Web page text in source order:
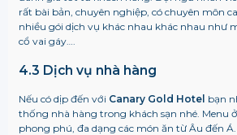
rất bài bản, chuyên nghiệp, có chuyên môn
nhiều gói dịch vụ khác nhau khác nhau như
cổ vai gáy….
4.3 Dịch vụ nhà hàng
Nếu có dịp đến với Canary Gold Hotel bạn
thống nhà hàng trong khách sạn nhé. Menu
phong phú, đa dạng các món ăn từ Âu đến